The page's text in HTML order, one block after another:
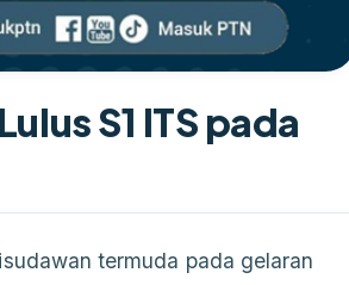
S1 ITS pada
termuda pada gelaran